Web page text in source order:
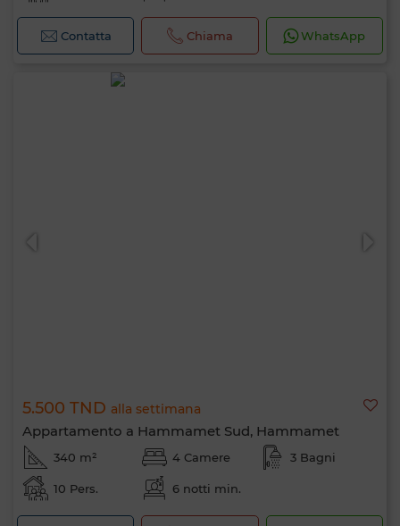
Contatta Chiama WhatsApp
5.500 TND alla settimana
Appartamento a Hammamet Sud, Hammamet
340 m² 4 Camere 3 Bagni
10 Pers. 6 notti min.